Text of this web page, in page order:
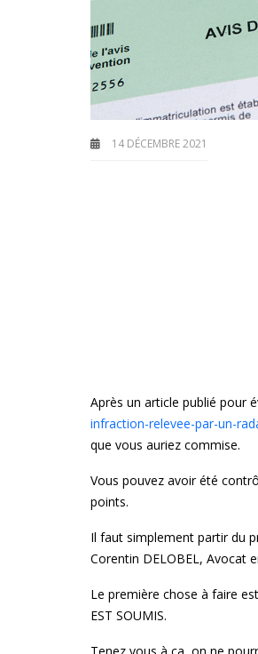
14 DÉCEMBRE 2021
Après un article publié pour
infraction-relevee-par-un-
que vous auriez commise.
Vous pouvez avoir été
points.
Il faut simplement partir du
Corentin DELOBEL, Avocat
Le première chose à faire est
EST SOUMIS.